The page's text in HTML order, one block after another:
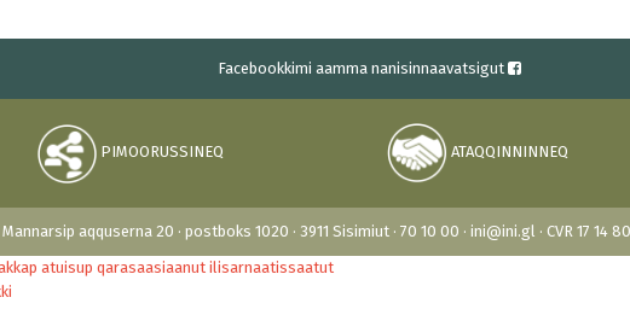
Facebookkimi aamma nanisinnaavatsigut
PIMOORUSSINEQ ATAQQINNINNEQ
aqquserna 20 · postboks 1020 · 3911 Sisimiut · 70 10 00 · ini@ini.gl · CVR 17 14
atuisup qarasaasiaanut ilisarnaatissaatut